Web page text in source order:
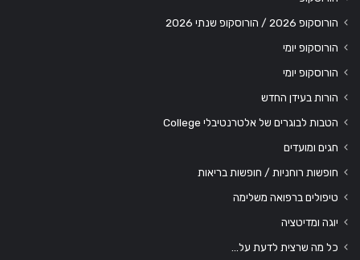
הורוסקופ 2026 / הורוסקופ שנתי 2026
הורוסקופ יומי
הורוסקופ יומי
הורות בעידן החדש
הטבות לבוגרים של אלטרנטיבלי College
חגים ומועדים
חופשות רוחניות / חופשות בריאות
טיפולים ברפואה משלימה
יוגה ומדיטציה
כל מה שרצית לדעת על…